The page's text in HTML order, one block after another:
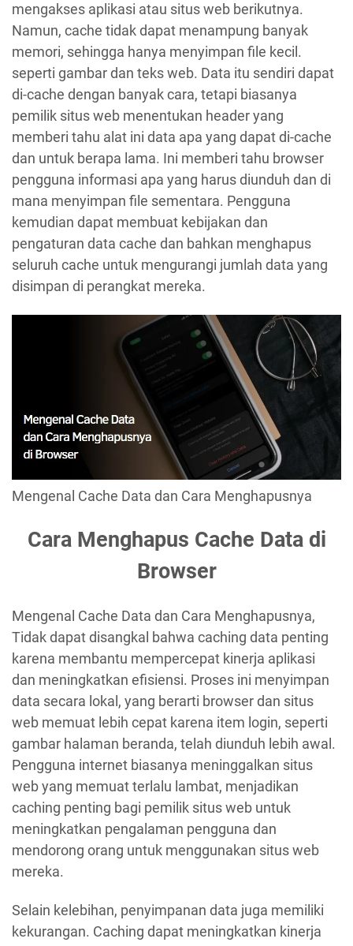
mengakses aplikasi atau situs web berikutnya.
Namun, cache tidak dapat menampung banyak
memori, sehingga hanya menyimpan file kecil.
seperti gambar dan teks web. Data itu sendiri dapat
di-cache dengan banyak cara, tetapi biasanya
pemilik situs web menentukan header yang
memberi tahu alat ini data apa yang dapat di-cache
dan untuk berapa lama. Ini memberi tahu browser
pengguna informasi apa yang harus diunduh dan di
mana menyimpan file sementara. Pengguna
kemudian dapat membuat kebijakan dan
pengaturan data cache dan bahkan menghapus
seluruh cache untuk mengurangi jumlah data yang
disimpan di perangkat mereka.
Mengenal Cache Data dan Cara Menghapusnya
Cara Menghapus Cache Data di
Browser
Mengenal Cache Data dan Cara Menghapusnya,
Tidak dapat disangkal bahwa caching data penting
karena membantu mempercepat kinerja aplikasi
dan meningkatkan efisiensi. Proses ini menyimpan
data secara lokal, yang berarti browser dan situs
web memuat lebih cepat karena item login, seperti
gambar halaman beranda, telah diunduh lebih awal.
Pengguna internet biasanya meninggalkan situs
web yang memuat terlalu lambat, menjadikan
caching penting bagi pemilik situs web untuk
meningkatkan pengalaman pengguna dan
mendorong orang untuk menggunakan situs web
mereka.
Selain kelebihan, penyimpanan data juga memiliki
kekurangan. Caching dapat meningkatkan kinerja